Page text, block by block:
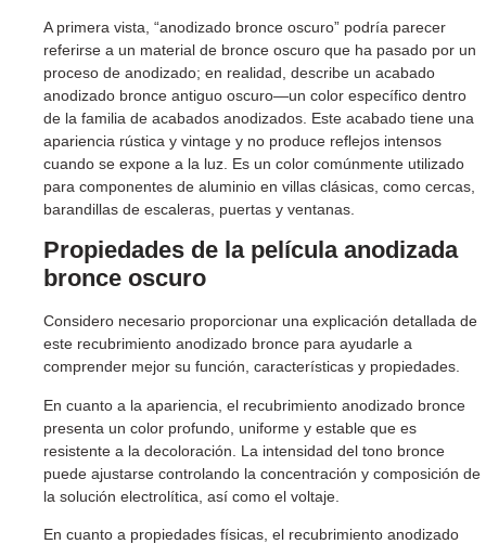
A primera vista, “anodizado bronce oscuro” podría parecer
referirse a un material de bronce oscuro que ha pasado por un
proceso de anodizado; en realidad, describe un acabado
anodizado bronce antiguo oscuro—un color específico dentro
de la familia de acabados anodizados. Este acabado tiene una
apariencia rústica y vintage y no produce reflejos intensos
cuando se expone a la luz. Es un color comúnmente utilizado
para componentes de aluminio en villas clásicas, como cercas,
barandillas de escaleras, puertas y ventanas.
Propiedades de la película anodizada
bronce oscuro
Considero necesario proporcionar una explicación detallada de
este recubrimiento anodizado bronce para ayudarle a
comprender mejor su función, características y propiedades.
En cuanto a la apariencia, el recubrimiento anodizado bronce
presenta un color profundo, uniforme y estable que es
resistente a la decoloración. La intensidad del tono bronce
puede ajustarse controlando la concentración y composición de
la solución electrolítica, así como el voltaje.
En cuanto a propiedades físicas, el recubrimiento anodizado